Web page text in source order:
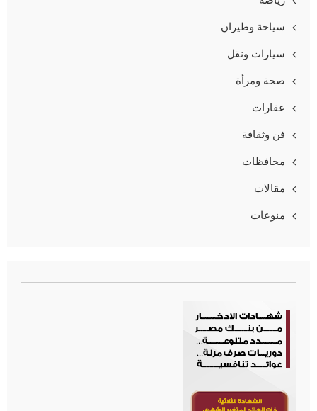
سياحة وطيران
سيارات ونقل
صحة ومرأة
عقارات
فن وثقافة
محافظات
مقالات
منوعات